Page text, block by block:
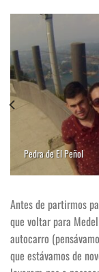
Pedra de El Peñol
Antes de partirmos
que voltar para
autocarro
que estávamos de